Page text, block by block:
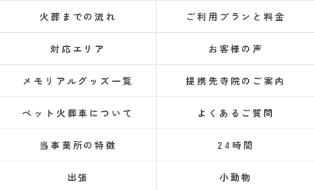
火葬までの流れ ご利用プランと料金
対応エリア お客様の声
メモリアルグッズ一覧 提携先寺院のご案内
ペット火葬車について よくあるご質問
当事業所の特徴 24時間
出張 小動物